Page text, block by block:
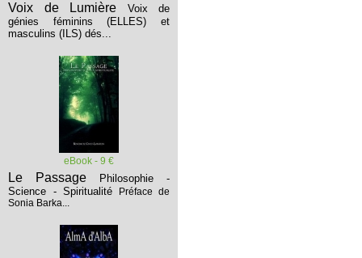
Voix de Lumière
Voix de
génies féminins (ELLES) et
masculins (ILS) dés...
eBook - 9 €
Le Passage
Philosophie -
Science - Spiritualité
Préface de
Sonia Barka...